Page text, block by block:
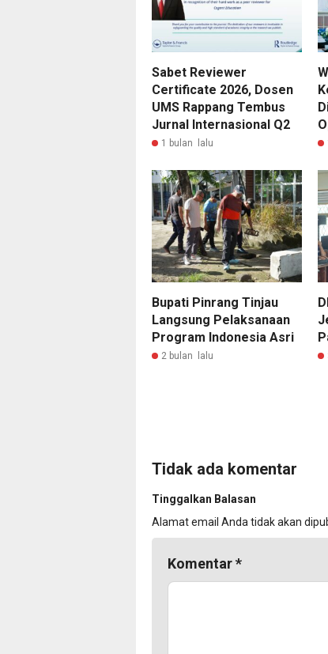
Sabet Reviewer
Certificate 2026, Dosen
UMS Rappang Tembus
Jurnal Internasional Q2
1 bulan lalu
Bupati Pinrang Tinjau
Langsung Pelaksanaan
Program Indonesia Asri
2 bulan lalu
Tidak ada komentar
Tinggalkan Balasan
Alamat email Anda tidak akan
Komentar*